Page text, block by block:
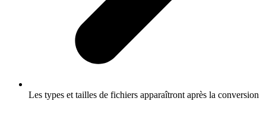
Les types et tailles de fichiers apparaîtront après la conversion